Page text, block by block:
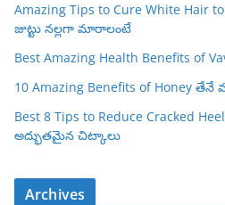
Amazing Tips to Cure White Hair
జుట్టు నల్లగా మారాలంటే
Best Amazing Health Benefits
10 Amazing Benefits of Honey
Best 8 Tips to Reduce Cracked
అద్భుతమైన చిట్కాలు
Archives